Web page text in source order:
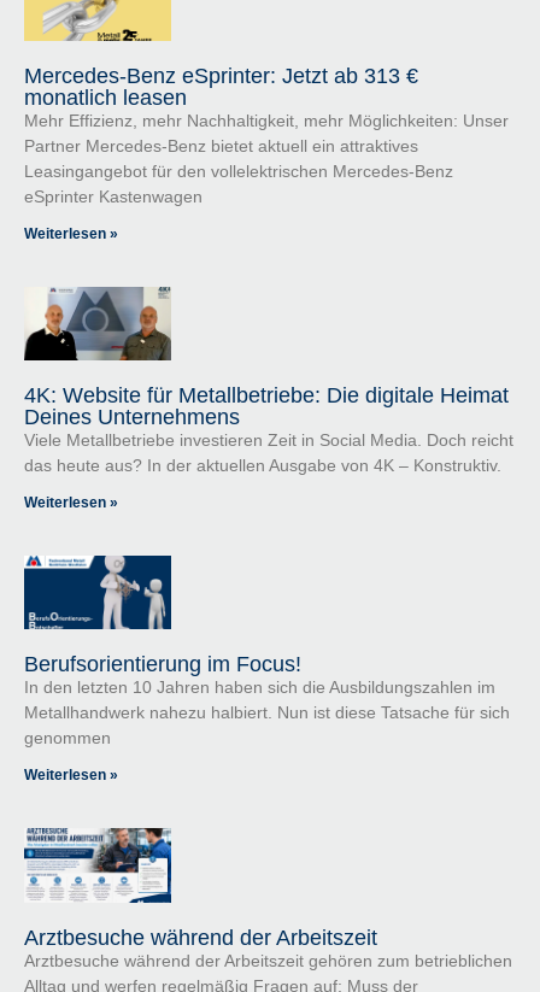
Mercedes-Benz eSprinter: Jetzt ab 313 €
monatlich leasen
Mehr Effizienz, mehr Nachhaltigkeit, mehr Möglichkeiten: Unser
Partner Mercedes-Benz bietet aktuell ein attraktives
Leasingangebot für den vollelektrischen Mercedes-Benz
eSprinter Kastenwagen
Weiterlesen »
4K: Website für Metallbetriebe: Die digitale Heimat
Deines Unternehmens
Viele Metallbetriebe investieren Zeit in Social Media. Doch reicht
das heute aus? In der aktuellen Ausgabe von 4K – Konstruktiv.
Weiterlesen »
Berufsorientierung im Focus!
In den letzten 10 Jahren haben sich die Ausbildungszahlen im
Metallhandwerk nahezu halbiert. Nun ist diese Tatsache für sich
genommen
Weiterlesen »
Arztbesuche während der Arbeitszeit
Arztbesuche während der Arbeitszeit gehören zum betrieblichen
Alltag und werfen regelmäßig Fragen auf: Muss der